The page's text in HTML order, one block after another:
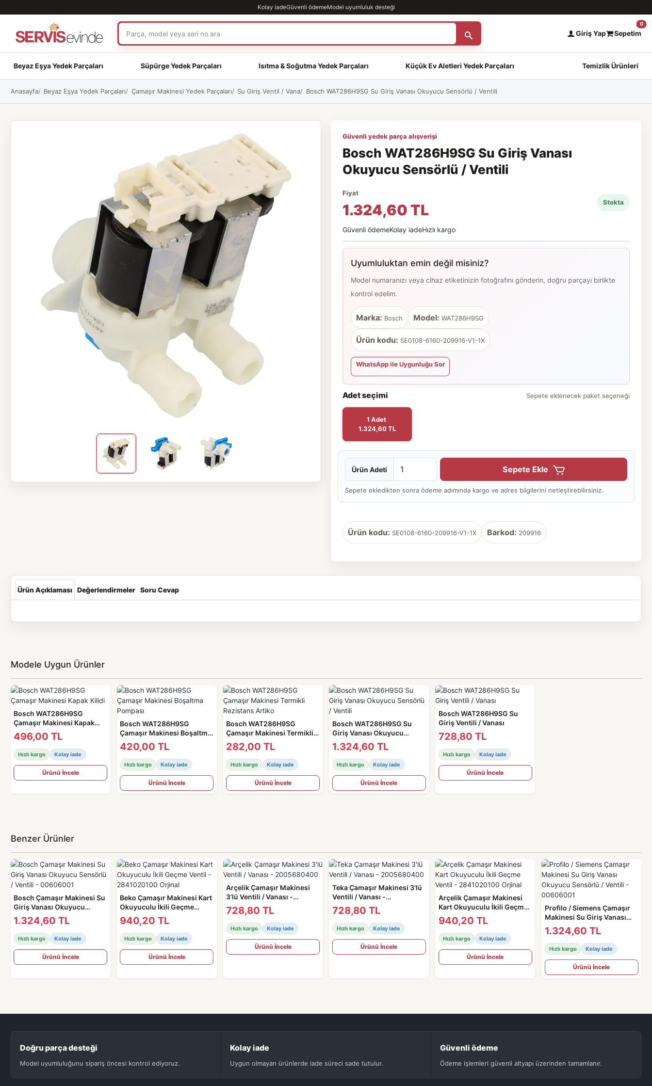
Kolay iadeGüvenli ödemeModel uyumluluk desteği
Giriş Yap Sepetim
0
Beyaz Eşya Yedek Parçaları Süpürge Yedek Parçaları Isıtma & Soğutma Yedek Parçaları Küçük Ev Aletleri Yedek Parçaları Temizlik Ürünleri
Anasayfa Beyaz Eşya Yedek Parçaları Çamaşır Makinesi Yedek Parçaları Su Giriş Ventil / Vana Bosch WAT286H9SG Su Giriş Vanası Okuyucu Sensörlü / Ventili
Güvenli yedek parça alışverişi
Bosch WAT286H9SG Su Giriş Vanası
Okuyucu Sensörlü / Ventili
Fiyat
1.324,60 TL Stokta
Güvenli ödemeKolay iadeHızlı kargo
Uyumluluktan emin değil misiniz?
Model numaranızı veya cihaz etiketinizin fotoğrafını gönderin, doğru parçayı birlikte
kontrol edelim.
Marka: Bosch Model: WAT286H9SG
Ürün kodu: SE0108-6160-209916-V1-1X
WhatsApp ile Uygunluğu Sor
Adet seçimi Sepete eklenecek paket seçeneği
1 Adet
1.324,60 TL
Ürün Adeti Sepete Ekle
Sepete ekledikten sonra ödeme adımında kargo ve adres bilgilerini netleştirebilirsiniz.
Ürün kodu: SE0108-6160-209916-V1-1X Barkod: 209916
Ürün Açıklaması Değerlendirmeler Soru Cevap
Modele Uygun Ürünler
Bosch WAT286H9SG
Çamaşır Makinesi Kapak
Kilidi
496,00 TL
Hızlı kargo Kolay iade
Ürünü İncele
Bosch WAT286H9SG
Çamaşır Makinesi Boşaltma
Pompası
420,00 TL
Hızlı kargo Kolay iade
Ürünü İncele
Bosch WAT286H9SG
Çamaşır Makinesi Termikli
Rezistans Artiko
282,00 TL
Hızlı kargo Kolay iade
Ürünü İncele
Bosch WAT286H9SG Su
Giriş Vanası Okuyucu
Sensörlü / Ventili
1.324,60 TL
Hızlı kargo Kolay iade
Ürünü İncele
Bosch WAT286H9SG Su
Giriş Ventili / Vanası
728,80 TL
Hızlı kargo Kolay iade
Ürünü İncele
Benzer Ürünler
Bosch Çamaşır Makinesi Su
Giriş Vanası Okuyucu
Sensörlü / Ventili -
00606001
1.324,60 TL
Hızlı kargo Kolay iade
Ürünü İncele
Beko Çamaşır Makinesi Kart
Okuyuculu İkili Geçme
Ventil - 2841020100 Orjinal
940,20 TL
Hızlı kargo Kolay iade
Ürünü İncele
Arçelik Çamaşır Makinesi
3'lü Ventili / Vanası -
2005680400
728,80 TL
Hızlı kargo Kolay iade
Ürünü İncele
Teka Çamaşır Makinesi 3'lü
Ventili / Vanası -
2005680400
728,80 TL
Hızlı kargo Kolay iade
Ürünü İncele
Arçelik Çamaşır Makinesi
Kart Okuyuculu İkili Geçme
Ventil - 2841020100 Orjinal
940,20 TL
Hızlı kargo Kolay iade
Ürünü İncele
Profilo / Siemens Çamaşır
Makinesi Su Giriş Vanası
Okuyucu Sensörlü / Ventili -
00606001
1.324,60 TL
Hızlı kargo Kolay iade
Ürünü İncele
Doğru parça desteği
Model uyumluluğunu sipariş öncesi kontrol ediyoruz.
Kolay iade
Uygun olmayan ürünlerde iade süreci sade tutulur.
Güvenli ödeme
Ödeme işlemleri güvenli altyapı üzerinden tamamlanır.